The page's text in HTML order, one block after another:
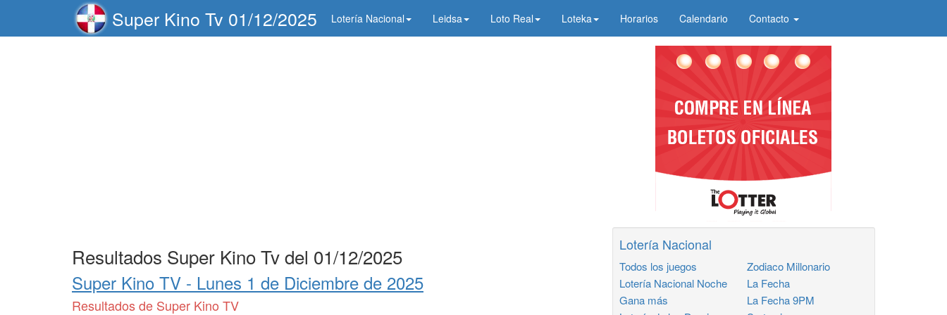
Super Kino Tv 01/12/2025 Lotería Nacional Leidsa Loto Real Loteka Horarios Calendario Contacto
Resultados Super Kino Tv del 01/12/2025
Super Kino TV - Lunes 1 de Diciembre de 2025
Resultados de Super Kino TV
Lotería Nacional
Todos los juegos
Lotería Nacional Noche
Gana más
Zodiaco Millonario
La Fecha
La Fecha 9PM